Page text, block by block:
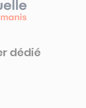
dédié